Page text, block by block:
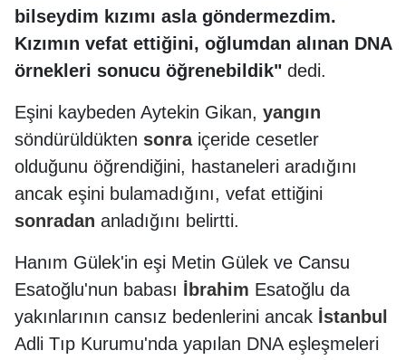
bilseydim kızımı asla göndermezdim.
Kızımın vefat ettiğini, oğlumdan alınan DNA
örnekleri sonucu öğrenebildik" dedi.
Eşini kaybeden Aytekin Gikan, yangın
söndürüldükten sonraiçeride cesetler
olduğunu öğrendiğini, hastaneleri aradığını
ancak eşini bulamadığını, vefat ettiğini
sonradan anladığını belirtti.
Hanım Gülek'in eşi Metin Gülek ve Cansu
Esatoğlu'nun babası İbrahim Esatoğlu da
yakınlarının cansız bedenlerini ancak İstanbul
Adli Tıp Kurumu'nda yapılan DNA eşleşmeleri